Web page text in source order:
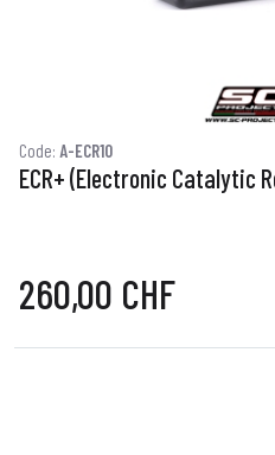
Code: A-ECR10
ECR+ (Electronic Catalytic
260,00 CHF